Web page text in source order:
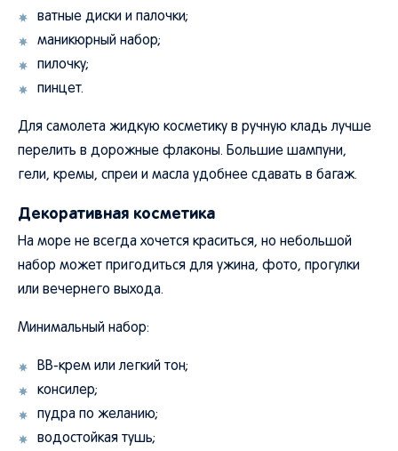
ватные диски и палочки;
маникюрный набор;
пилочку;
пинцет.
Для самолета жидкую косметику в ручную кладь лучше
перелить в дорожные флаконы. Большие шампуни,
гели, кремы, спреи и масла удобнее сдавать в багаж.
Декоративная косметика
На море не всегда хочется краситься, но небольшой
набор может пригодиться для ужина, фото, прогулки
или вечернего выхода.
Минимальный набор:
BB-крем или легкий тон;
консилер;
пудра по желанию;
водостойкая тушь;